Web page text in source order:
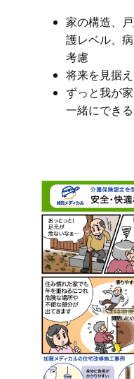
家の構造、
護レベル、
考慮
将来を見据
ずっと我が
一緒にでき